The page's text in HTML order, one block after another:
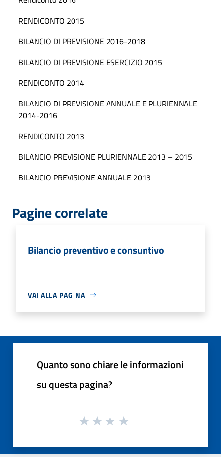
RENDICONTO 2015
BILANCIO DI PREVISIONE 2016-2018
BILANCIO DI PREVISIONE ESERCIZIO 2015
RENDICONTO 2014
BILANCIO DI PREVISIONE ANNUALE E PLURIENNALE
2014-2016
RENDICONTO 2013
BILANCIO PREVISIONE PLURIENNALE 2013 – 2015
BILANCIO PREVISIONE ANNUALE 2013
Pagine correlate
Bilancio preventivo e consuntivo
VAI ALLA PAGINA
Quanto sono chiare le informazioni
su questa pagina?